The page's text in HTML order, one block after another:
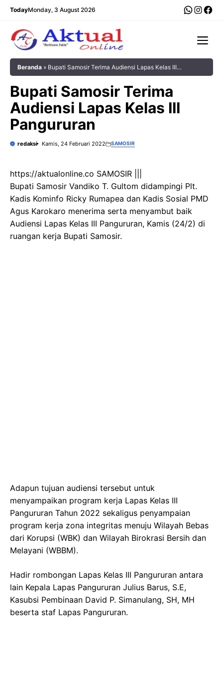
Langsung
TodayMonday, 3 August 2026
Beranda » Bupati Samosir Terima Audiensi Lapas Kelas III
Bupati Samosir Terima
Audiensi Lapas Kelas III
Pangururan
redaksi Kamis, 24 Februari 2022 SAMOSIR
https://aktualonline.co SAMOSIR |||
Bupati Samosir Vandiko T. Gultom didampingi Plt.
Kadis Kominfo Ricky Rumapea dan Kadis Sosial PMD
Agus Karokaro menerima serta menyambut baik
Audiensi Lapas Kelas III Pangururan, Kamis (24/2) di
ruangan kerja Bupati Samosir.
Adapun tujuan audiensi tersebut untuk
menyampaikan program kerja Lapas Kelas III
Pangururan Tahun 2022 sekaligus penyampaian
program kerja zona integritas menuju Wilayah Bebas
dari Korupsi (WBK) dan Wilayah Birokrasi Bersih dan
Melayani (WBBM).
Hadir rombongan Lapas Kelas III Pangururan antara
lain Kepala Lapas Pangururan Julius Barus, S.E,
Kasubsi Pembinaan David P. Simanulang, SH, MH
beserta staf Lapas Pangururan.